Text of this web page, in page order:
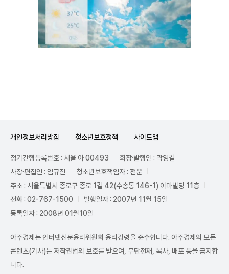
개인정보처리방침 청소년보호정책 사이트맵
정기간행등록번호 : 서울 아 00493
회장·발행인 : 곽영길
사장·편집인 : 임규진
청소년보호책임자 : 전운
주소 : 서울특별시 종로구 종로 1길 42(수송동 146-1) 이마빌딩 11층
전화 : 02-767-1500
발행일자 : 2007년 11월 15일
등록일자 : 2008년 01월10일
아주경제는 인터넷신문윤리위원회 윤리강령을 준수합니다. 아주경제의 모든
콘텐츠(기사)는 저작권법의 보호를 받으며, 무단전재, 복사, 배포 등을 금지합
니다.